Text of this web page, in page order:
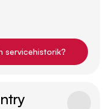
servicehistorik?